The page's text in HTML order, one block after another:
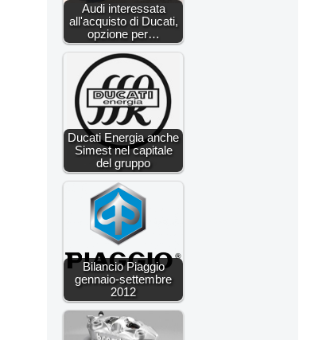
Audi interessata
all'acquisto di Ducati,
opzione per…
Ducati Energia anche
Simest nel capitale
del gruppo
Bilancio Piaggio
gennaio-settembre
2012